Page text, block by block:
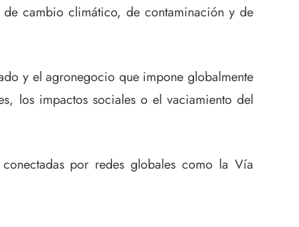
cambio climático, de contaminación y de
y el agronegocio que impone globalmente
los impactos sociales o el vaciamiento del
por redes globales como la Vía